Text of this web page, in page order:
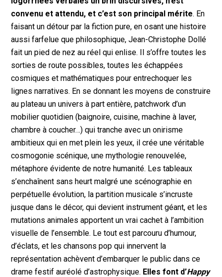
convenu et attendu, et c’est son principal mérite. En
faisant un détour par la fiction pure, en osant une histoire
aussi farfelue que philosophique, Jean-Christophe Dollé
fait un pied de nez au réel qui enlise. Il s’offre toutes les
sorties de route possibles, toutes les échappées
cosmiques et mathématiques pour entrechoquer les
lignes narratives. En se donnant les moyens de construire
au plateau un univers à part entière, patchwork d’un
mobilier quotidien (baignoire, cuisine, machine à laver,
chambre à coucher…) qui tranche avec un onirisme
ambitieux qui en met plein les yeux, il crée une véritable
cosmogonie scénique, une mythologie renouvelée,
métaphore évidente de notre humanité. Les tableaux
s’enchaînent sans heurt malgré une scénographie en
perpétuelle évolution, la partition musicale s’incruste
jusque dans le décor, qui devient instrument géant, et les
mutations animales apportent un vrai cachet à l’ambition
visuelle de l’ensemble. Le tout est parcouru d’humour,
d’éclats, et les chansons pop qui innervent la
représentation achèvent d’embarquer le public dans ce
drame festif auréolé d’astrophysique. Elles font d’Happy